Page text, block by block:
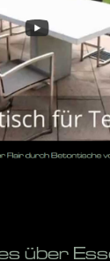
über